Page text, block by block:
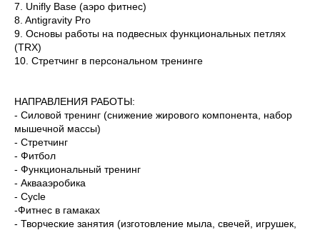
7. Unifly Base (аэро фитнес)
8. Antigravity Pro
9. Основы работы на подвесных функциональных петлях
(TRX)
10. ⁠Стретчинг в персональном тренинге
НАПРАВЛЕНИЯ РАБОТЫ:
- Силовой тренинг (снижение жирового компонента, набор
мышечной массы)
- Стретчинг
- Фитбол
- Функциональный тренинг
- Аквааэробика
- Cycle
-Фитнес в гамаках
- Творческие занятия (изготовление мыла, свечей, игрушек,